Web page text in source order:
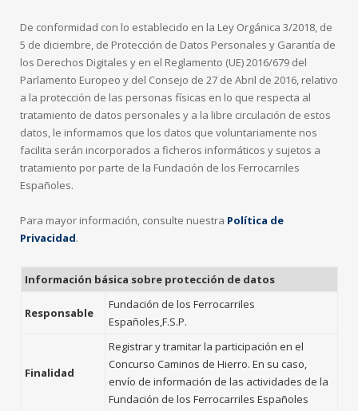
De conformidad con lo establecido en la Ley Orgánica 3/2018, de
5 de diciembre, de Protección de Datos Personales y Garantía de
los Derechos Digitales y en el Reglamento (UE) 2016/679 del
Parlamento Europeo y del Consejo de 27 de Abril de 2016, relativo
a la protección de las personas físicas en lo que respecta al
tratamiento de datos personales y a la libre circulación de estos
datos, le informamos que los datos que voluntariamente nos
facilita serán incorporados a ficheros informáticos y sujetos a
tratamiento por parte de la Fundación de los Ferrocarriles
Españoles.
Para mayor información, consulte nuestra Política de
Privacidad.
Información básica sobre protección de datos
Responsable
Fundación de los Ferrocarriles
Españoles,F.S.P.
Finalidad
Registrar y tramitar la participación en el
Concurso Caminos de Hierro. En su caso,
envío de información de las actividades de la
Fundación de los Ferrocarriles Españoles